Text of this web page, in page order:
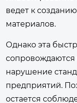
ведет к
материалов.
Однако эта
сопровождаются
нарушение
предприятий.
остается